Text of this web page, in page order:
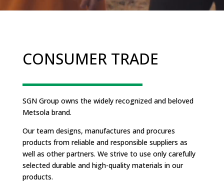
CONSUMER TRADE
SGN Group owns the widely recognized and beloved
Metsola brand.
Our team designs, manufactures and procures
products from reliable and responsible suppliers as
well as other partners. We strive to use only carefully
selected durable and high-quality materials in our
products.